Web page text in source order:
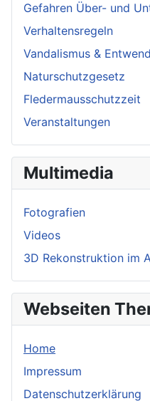
Gefahren Über- und
Verhaltensregeln
Vandalismus &
Naturschutzgesetz
Fledermausschutzzeit
Veranstaltungen
Multimedia
Fotografien
Videos
3D Rekonstruktion im
Webseiten
Home
Impressum
Datenschutzerklärung